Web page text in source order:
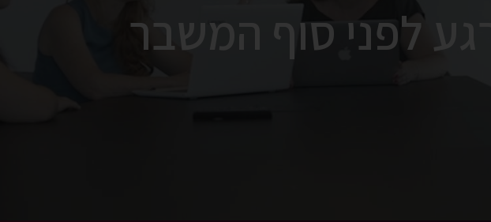
לפני סוף המשבר